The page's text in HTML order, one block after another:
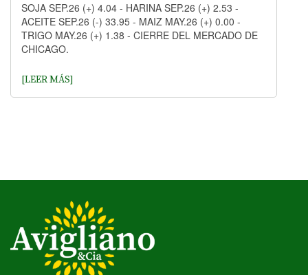
SOJA SEP.26 (+) 4.04 - HARINA SEP.26 (+) 2.53 -
ACEITE SEP.26 (-) 33.95 - MAIZ MAY.26 (+) 0.00 -
TRIGO MAY.26 (+) 1.38 - CIERRE DEL MERCADO DE
CHICAGO.
[LEER MÁS]